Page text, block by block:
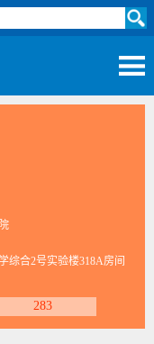
综合2号实验楼318A房间
283